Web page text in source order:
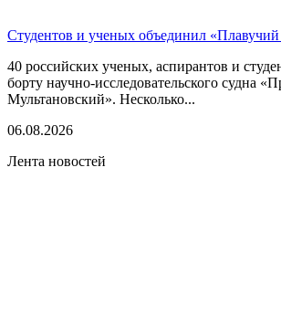
Студентов и ученых объединил «Плавучий
40 российских ученых, аспирантов и
борту научно-исследовательского судна
Мультановский». Несколько...
06.08.2026
Лента новостей